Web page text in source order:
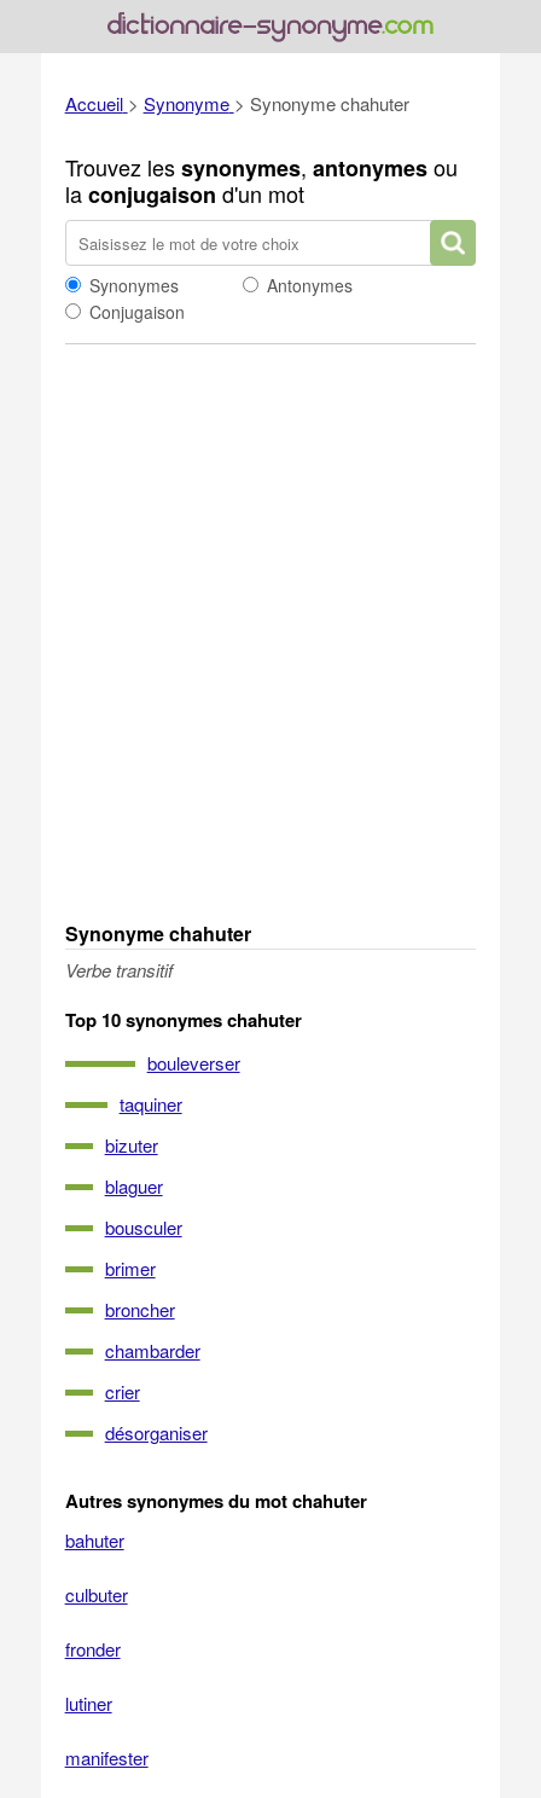
Accueil > Synonyme > Synonyme chahuter
Trouvez lessynonymes, antonymesou
laconjugaison d'un mot
Synonymes
Antonymes
Conjugaison
Synonyme chahuter
Verbe transitif
Top 10 synonymes chahuter
bouleverser
taquiner
bizuter
blaguer
bousculer
brimer
broncher
chambarder
crier
désorganiser
Autres synonymes du mot chahuter
bahuter
culbuter
fronder
lutiner
manifester